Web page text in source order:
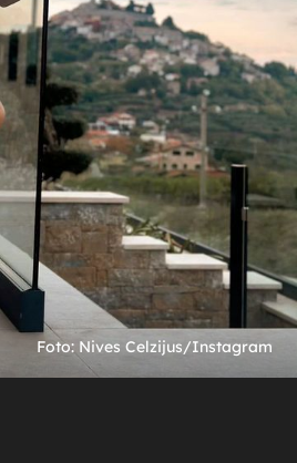
Foto: Nives Celzijus/Instagram